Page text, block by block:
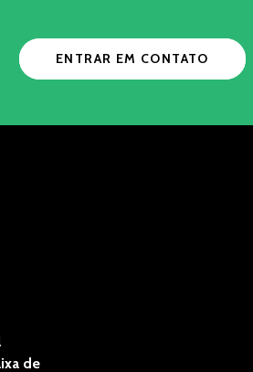
ENTRAR EM CONTATO
de